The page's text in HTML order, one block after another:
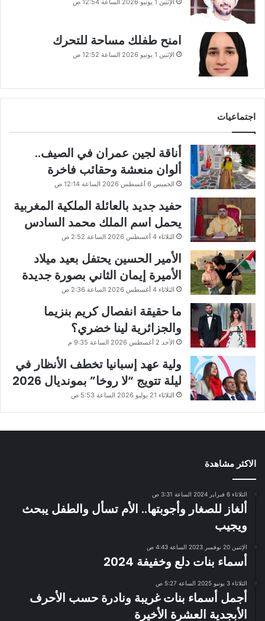
امنح طفلك مساحة للتحرك
الإثنين 1 يونيو 2026 الساعة 12:52 ص
اجتماعيات
أناقة لجين عمران في الصيف..
ألوان منعشة وحقائب فاخرة
الخميس 6 أغسطس 2026 الساعة 12:14 ص
حفيد جديد بالعائلة الملكية المغربية
يحمل اسم الملك محمد السادس
الثلاثاء 4 أغسطس 2026 الساعة 2:52 ص
الأمير الحسين يحتفل بعيد ميلاد
الأميرة إيمان الثاني بصورة جديدة
الثلاثاء 4 أغسطس 2026 الساعة 2:36 ص
ما حقيقة انفصال كريم بنزيما
والجزائرية لينا خضري؟
الأحد 2 أغسطس 2026 الساعة 9:35 م
ولية عهد إسبانيا تخطف الأنظار في
ليلة تتويج “لا روخا” بمونديال 2026
الثلاثاء 21 يوليو 2026 الساعة 5:53 ص
الاكثر مشاهدة
الثلاثاء 6 فبراير 2024 الساعة 3:31 ص
ألغاز للصغار وأجوبتها.. الأم تسأل والطفل يبحث
ويجيب
الإثنين 20 نوفمبر 2023 الساعة 4:43 ص
أسماء بنات دلع وخفيفة 2024
الثلاثاء 3 يونيو 2025 الساعة 5:27 ص
أجمل أسماء بنات غريبة ونادرة حسب الأحرف
الأبجدية العشرة الأخيرة